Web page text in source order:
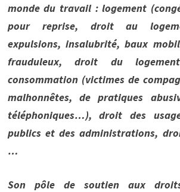
monde du travail : logement
pour reprise, droit au
expulsions, insalubrité, baux
frauduleux, droit du
consommation (victimes de
malhonnêtes, de pratiques
téléphoniques…), droit des
publics et des administrations,
…
Son pôle de soutien aux